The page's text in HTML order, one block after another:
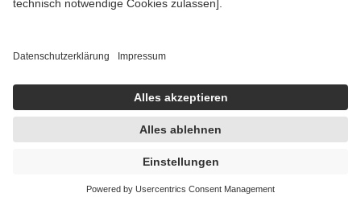
getroffen, um sicherzustellen, dass es sich um echte Bewertungen
https://help.etrusted.com/hc/de/articles/4419944605341
Einige Bilder und Inhalte wurden unter Zuhilfenahme künstlicher